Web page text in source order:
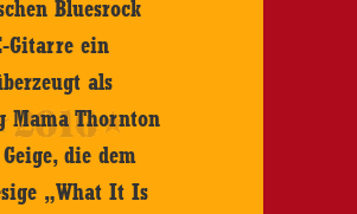
Bluesrock
Gitarre ein
als
Mama Thornton
die dem
„What It Is